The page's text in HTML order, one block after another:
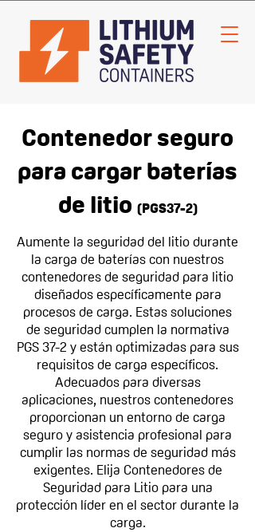
Contenedor seguro
para cargar baterías
de litio (PGS37-2)
Aumente la seguridad del litio durante
la carga de baterías con nuestros
contenedores de seguridad para litio
diseñados específicamente para
procesos de carga. Estas soluciones
de seguridad cumplen la normativa
PGS 37-2 y están optimizadas para sus
requisitos de carga específicos.
Adecuados para diversas
aplicaciones, nuestros contenedores
proporcionan un entorno de carga
seguro y asistencia profesional para
cumplir las normas de seguridad más
exigentes. Elija Contenedores de
Seguridad para Litio para una
protección líder en el sector durante la
carga.